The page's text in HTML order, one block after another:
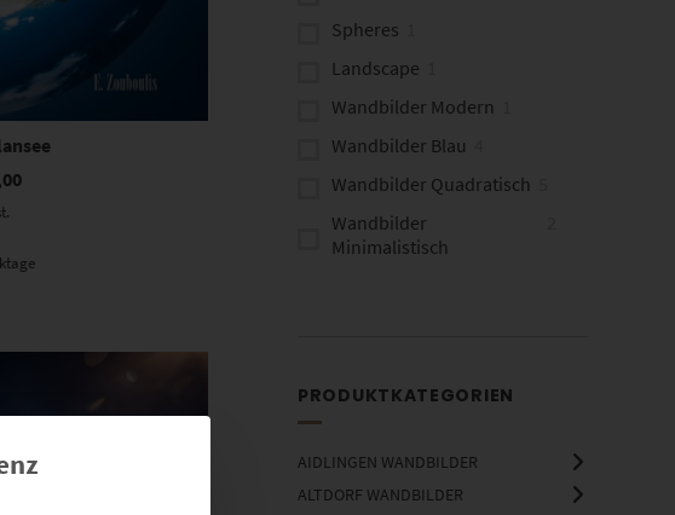
werden
Spheres
Landscape
Wandbilder Modern
Wandbilder Blau
Wandbilder Quadratisch
Wandbilder
Minimalistisch
Fine Art Wandbilder 1
PRODUKTKATEGORIEN
AIDLINGEN WANDBILDER
ALTDORF WANDBILDER